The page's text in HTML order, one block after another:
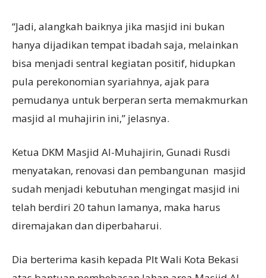
“Jadi, alangkah baiknya jika masjid ini bukan
hanya dijadikan tempat ibadah saja, melainkan
bisa menjadi sentral kegiatan positif, hidupkan
pula perekonomian syariahnya, ajak para
pemudanya untuk berperan serta memakmurkan
masjid al muhajirin ini,” jelasnya.
Ketua DKM Masjid Al-Muhajirin, Gunadi Rusdi
menyatakan, renovasi dan pembangunan masjid
sudah menjadi kebutuhan mengingat masjid ini
telah berdiri 20 tahun lamanya, maka harus
diremajakan dan diperbaharui.
Dia berterima kasih kepada Plt Wali Kota Bekasi